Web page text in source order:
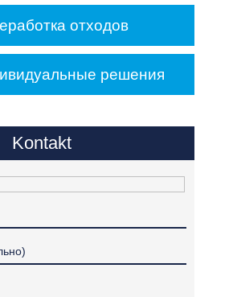
отходов
решения
Kontakt